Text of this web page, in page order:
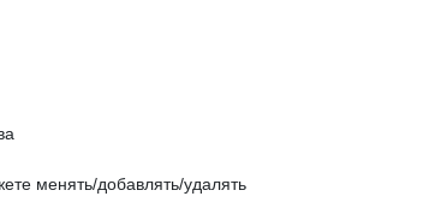
менять/добавлять/удалять